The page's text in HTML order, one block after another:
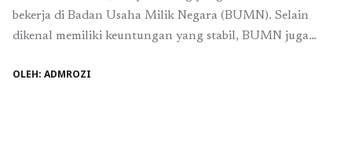
bekerja di Badan Usaha Milik Negara (BUMN). Selain
dikenal memiliki keuntungan yang stabil, BUMN juga
nilai-nilai luhur. Hal ini menjadi salah satu faktor penting
OLEH: ADMROZI